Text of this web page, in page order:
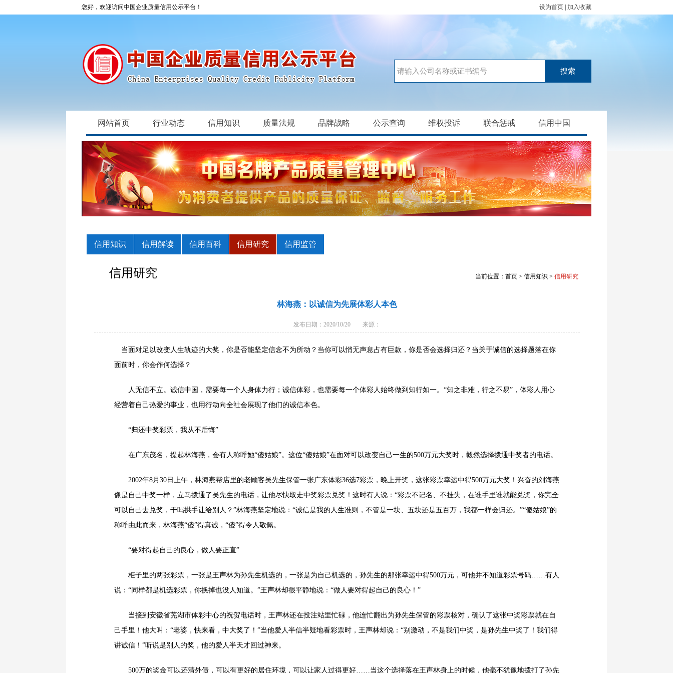
您好，欢迎访问中国企业质量信用公示平台！ 设为首页 加入收藏
网站首页 行业动态 信用知识 质量法规 品牌战略 公示查询 维权投诉 联合惩戒 信用中国
信用知识 信用解读 信用百科 信用研究 信用监管
信用研究 当前位置：首页 > 信用知识 > 信用研究
林海燕：以诚信为先展体彩人本色
发布日期：2020/10/20 来源：
当面对足以改变人生轨迹的大奖，你是否能坚定信念不为所动？当你可以悄无声息占有巨款，你是否会选择归还？当关于诚信的选择题落在你
面前时，你会作何选择？
人无信不立。诚信中国，需要每一个人身体力行；诚信体彩，也需要每一个体彩人始终做到知行如一。“知之非难，行之不易”，体彩人用心
经营着自己热爱的事业，也用行动向全社会展现了他们的诚信本色。
“归还中奖彩票，我从不后悔”
在广东茂名，提起林海燕，会有人称呼她“傻姑娘”。这位“傻姑娘”在面对可以改变自己一生的500万元大奖时，毅然选择拨通中奖者的电话。
2002年8月30日上午，林海燕帮店里的老顾客吴先生保管一张广东体彩36选7彩票，晚上开奖，这张彩票幸运中得500万元大奖！兴奋的刘海燕
像是自己中奖一样，立马拨通了吴先生的电话，让他尽快取走中奖彩票兑奖！这时有人说：“彩票不记名、不挂失，在谁手里谁就能兑奖，你完全
可以自己去兑奖，干吗拱手让给别人？”林海燕坚定地说：“诚信是我的人生准则，不管是一块、五块还是五百万，我都一样会归还。”“傻姑娘”的
称呼由此而来，林海燕“傻”得真诚，“傻”得令人敬佩。
“要对得起自己的良心，做人要正直”
柜子里的两张彩票，一张是王声林为孙先生机选的，一张是为自己机选的，孙先生的那张幸运中得500万元，可他并不知道彩票号码……有人
说：“同样都是机选彩票，你换掉也没人知道。”王声林却很平静地说：“做人要对得起自己的良心！”
当接到安徽省芜湖市体彩中心的祝贺电话时，王声林还在投注站里忙碌，他连忙翻出为孙先生保管的彩票核对，确认了这张中奖彩票就在自
己手里！他大叫：“老婆，快来看，中大奖了！”当他爱人半信半疑地看彩票时，王声林却说：“别激动，不是我们中奖，是孙先生中奖了！我们得
讲诚信！”听说是别人的奖，他的爱人半天才回过神来。
500万的奖金可以还清外债，可以有更好的居住环境，可以让家人过得更好……当这个选择落在王声林身上的时候，他毫不犹豫地拨打了孙先